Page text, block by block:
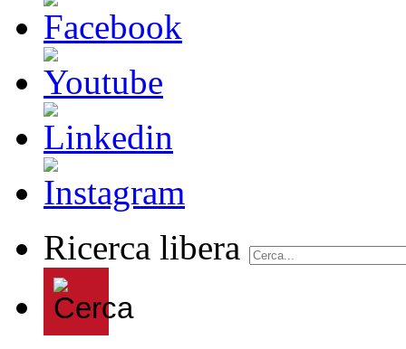
Ricerca libera